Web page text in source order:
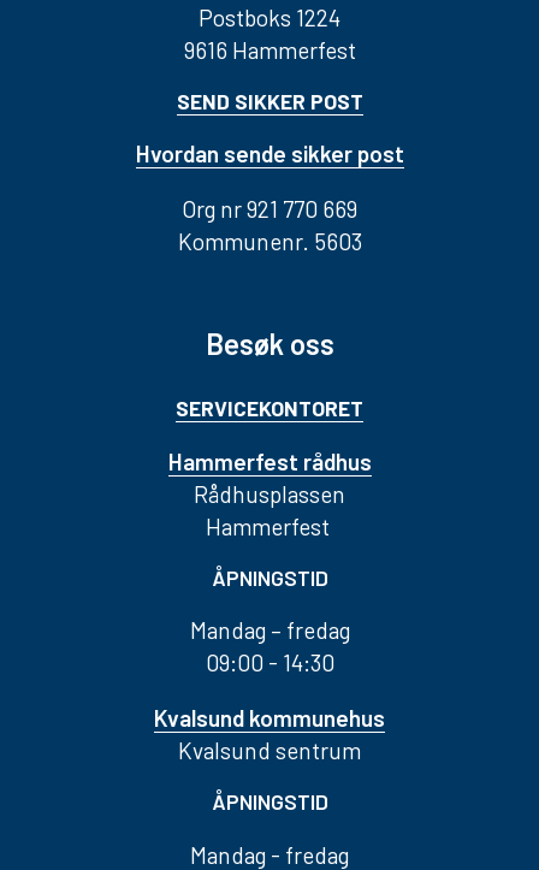
Postboks 1224
9616 Hammerfest
SEND SIKKER POST
Hvordan sende sikker post
Org nr 921 770 669
Kommunenr. 5603
Besøk oss
SERVICEKONTORET
Hammerfest rådhus
Rådhusplassen
Hammerfest
ÅPNINGSTID
Mandag – fredag
09:00 - 14:30
Kvalsund kommunehus
Kvalsund sentrum
ÅPNINGSTID
Mandag - fredag